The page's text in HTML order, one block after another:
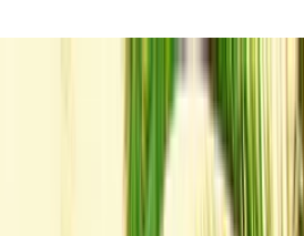
sportief, elegant design, luxe
Agadir, Agadir
Agadir, Agadir